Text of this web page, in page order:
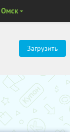
Загрузить
Омск